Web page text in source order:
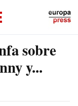
sobre
y...